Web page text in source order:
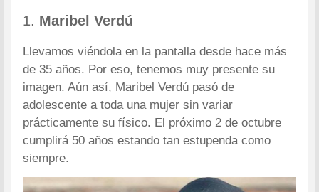
1. Maribel Verdú
Llevamos viéndola en la pantalla desde hace más
de 35 años. Por eso, tenemos muy presente su
imagen. Aún así, Maribel Verdú pasó de
adolescente a toda una mujer sin variar
prácticamente su físico. El próximo 2 de octubre
cumplirá 50 años estando tan estupenda como
siempre.